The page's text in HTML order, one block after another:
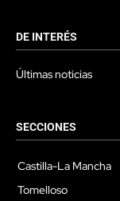
DE INTERÉS
Últimas noticias
SECCIONES
Castilla-La Mancha
Tomelloso